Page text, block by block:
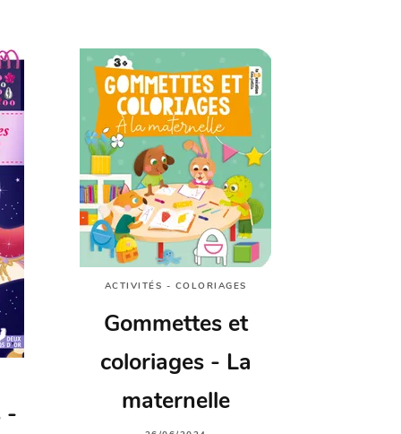
-
ACTIVITÉS - COLORIAGES
Gommettes et
coloriages - La
maternelle